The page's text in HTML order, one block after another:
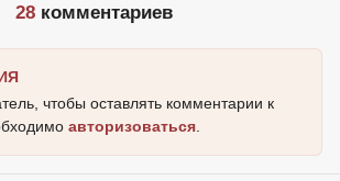
28комментариев
чтобы оставлять комментарии к
авторизоваться